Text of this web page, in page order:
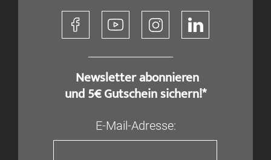
​ Newsletter abonnieren
und 5€ Gutschein sichern!*
E-Mail-Adresse: